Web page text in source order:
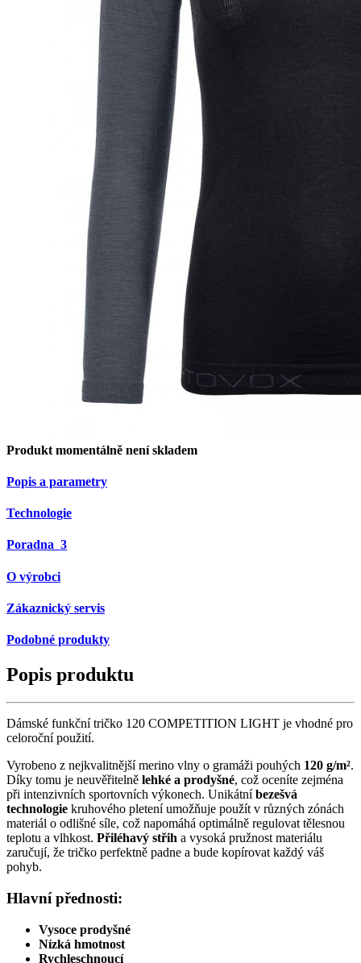
Produkt momentálně není skladem
Popis a parametry
Technologie
Poradna 3
O výrobci
Zákaznický servis
Podobné produkty
Popis produktu
Dámské funkční tričko 120 COMPETITION LIGHT je vhodné pro
celoroční použití.
Vyrobeno z nejkvalitnější merino vlny o gramáži pouhých 120 g/m².
Díky tomu je neuvěřitelně lehké a prodyšné, což oceníte zejména
při intenzivních sportovních výkonech. Unikátníbezešvá
technologie kruhového pletení umožňuje použít v různých zónách
materiál o odlišné síle, což napomáhá optimálně regulovat tělesnou
teplotu a vlhkost. Přiléhavý střih a vysoká pružnost materiálu
zaručují, že tričko perfektně padne a bude kopírovat každý váš
pohyb.
Hlavní přednosti:
Vysoce prodyšné
Nízká hmotnost
Rychleschnoucí